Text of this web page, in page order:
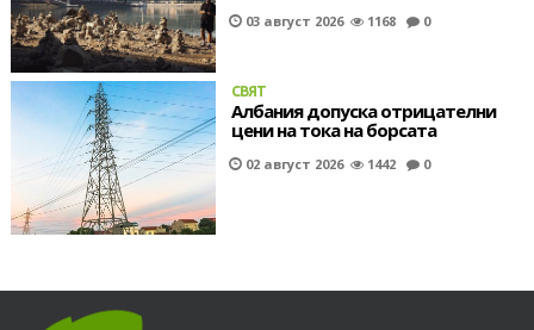
03 август 2026 1168 0
СВЯТ
Албания допуска отрицателни
цени на тока на борсата
02 август 2026 1442 0